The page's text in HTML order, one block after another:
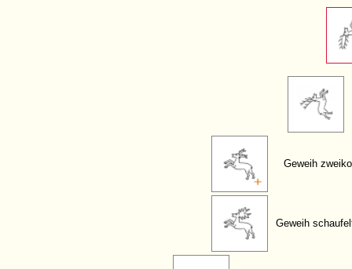
Geweih
Geweih